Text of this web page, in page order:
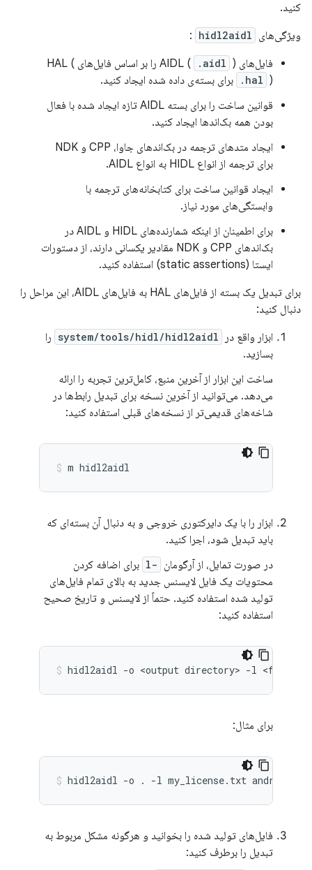
کنید.
ویژگی‌های hidl2aidl
:
فایل‌های AIDL (
.aidl ) را بر اساس فایل‌های HAL (
.hal ) برای بسته‌ی داده شده ایجاد کنید.
قوانین ساخت را برای بسته AIDL تازه ایجاد شده با فعال
بودن همه بک‌اندها ایجاد کنید.
ایجاد متدهای ترجمه در بک‌اندهای جاوا، CPP و NDK
برای ترجمه از انواع HIDL به انواع AIDL.
ایجاد قوانین ساخت برای کتابخانه‌های ترجمه با
وابستگی‌های مورد نیاز.
برای اطمینان از اینکه شمارنده‌های HIDL و AIDL در
بک‌اندهای CPP و NDK مقادیر یکسانی دارند، از دستورات
ایستا (static assertions) استفاده کنید.
برای تبدیل یک بسته از فایل‌های HAL به فایل‌های AIDL، این مراحل را
دنبال کنید:
ابزار واقع در
system/tools/hidl/hidl2aidl را
بسازید.
ساخت این ابزار از آخرین منبع، کامل‌ترین تجربه را ارائه
می‌دهد. می‌توانید از آخرین نسخه برای تبدیل رابط‌ها در
شاخه‌های قدیمی‌تر از نسخه‌های قبلی استفاده کنید:
m hidl2aidl
ابزار را با یک دایرکتوری خروجی و به دنبال آن بسته‌ای که
باید تبدیل شود، اجرا کنید.
در صورت تمایل، از آرگومان -l
برای اضافه کردن
محتویات یک فایل لایسنس جدید به بالای تمام فایل‌های
تولید شده استفاده کنید. حتماً از لایسنس و تاریخ صحیح
استفاده کنید:
hidl2aidl -o <output directory> -l <file
برای مثال:
hidl2aidl -o . -l my_license.txt
فایل‌های تولید شده را بخوانید و هرگونه مشکل مربوط به
تبدیل را برطرف کنید: